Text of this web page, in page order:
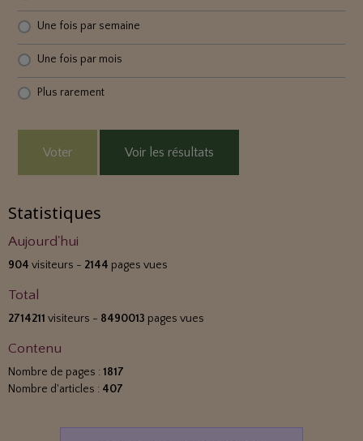
Une fois par semaine
Une fois par mois
Plus rarement
Voter Voir les résultats
Statistiques
Aujourd'hui
904 visiteurs - 2144 pages vues
Total
2714211 visiteurs - 8490013 pages vues
Contenu
Nombre de pages : 1817
Nombre d'articles : 407